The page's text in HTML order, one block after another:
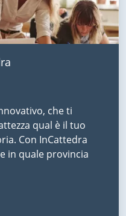
che ti
qual è il tuo
Con InCattedra
in quale provincia